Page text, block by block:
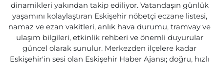
dinamikleri yakından takip ediliyor. Vatandaşın günlük
yaşamını kolaylaştıran Eskişehir nöbetçi eczane listesi,
namaz ve ezan vakitleri, anlık hava durumu, tramvay ve
ulaşım bilgileri, etkinlik rehberi ve önemli duyurular
güncel olarak sunulur. Merkezden ilçelere kadar
Eskişehir'in sesi olan Eskişehir Haber Ajansı; doğru, hızlı